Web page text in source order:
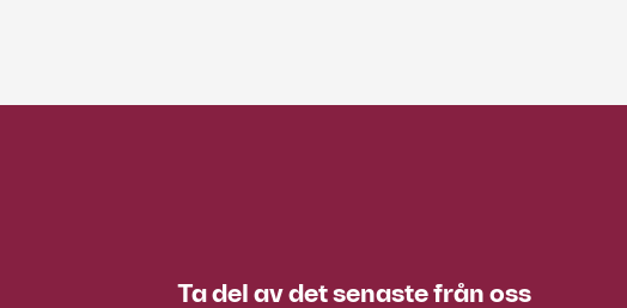
Ta del av det senaste från oss